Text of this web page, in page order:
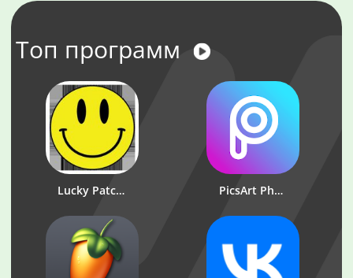
Топ программ
Lucky Patcher PicsArt Photo Studio: Редактор фото и коллажей